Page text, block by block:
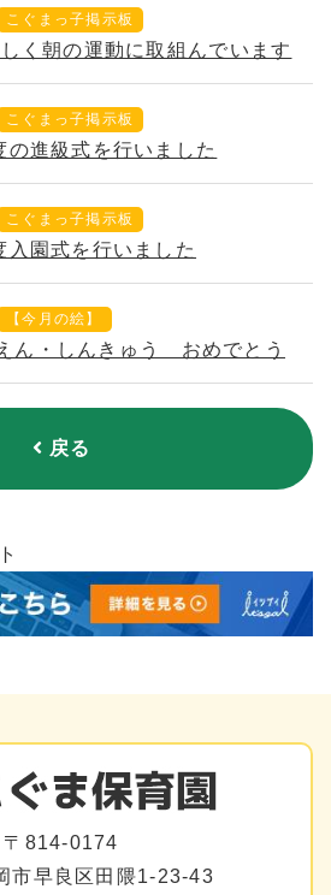
こぐまっ子掲示板
く朝の運動に取組んでいます
こぐまっ子掲示板
進級式を行いました
こぐまっ子掲示板
園式を行いました
【今月の絵】
ん・しんきゅう おめでとう
戻る
〒814-0174
市早良区田隈1-23-43